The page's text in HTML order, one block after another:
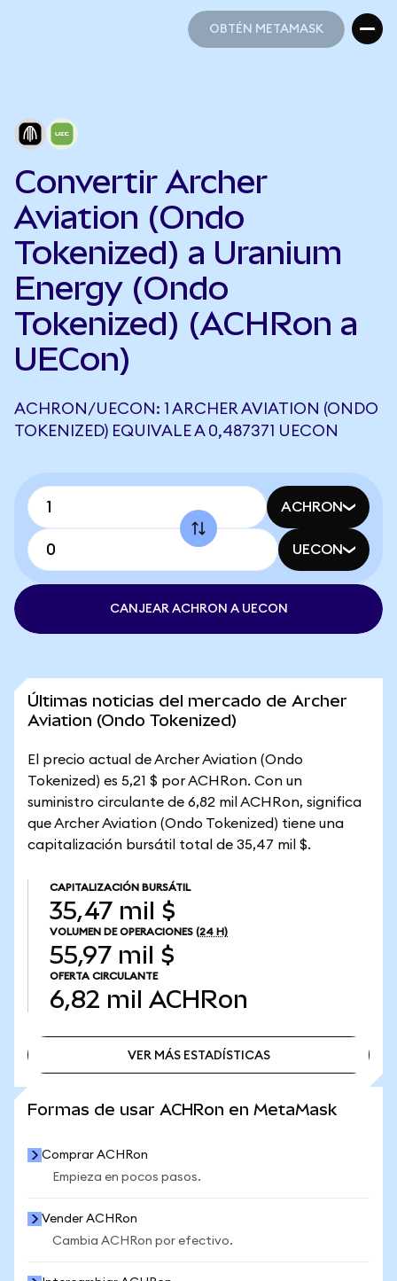
OBTÉN METAMASK
Convertir Archer
Aviation (Ondo
Tokenized) a Uranium
Energy (Ondo
Tokenized) (ACHRon a
UECon)
ACHRON/UECON: 1 ARCHER AVIATION (ONDO
TOKENIZED) EQUIVALE A 0,487371 UECON
ACHRON
UECON
CANJEAR ACHRON A UECON
Últimas noticias del mercado de Archer
Aviation (Ondo Tokenized)
El precio actual de Archer Aviation (Ondo
Tokenized) es 5,21 $ por ACHRon. Con un
suministro circulante de 6,82 mil ACHRon, significa
que Archer Aviation (Ondo Tokenized) tiene una
capitalización bursátil total de 35,47 mil $.
CAPITALIZACIÓN BURSÁTIL
35,47 mil $
VOLUMEN DE OPERACIONES (24 H)
55,97 mil $
OFERTA CIRCULANTE
6,82 mil ACHRon
VER MÁS ESTADÍSTICAS
Formas de usar ACHRon en MetaMask
Comprar ACHRon
Empieza en pocos pasos.
Vender ACHRon
Cambia ACHRon por efectivo.